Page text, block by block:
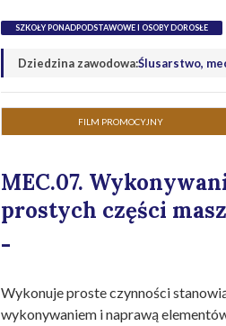
SZKOŁY PONADPODSTAWOWE I OSOBY DOROSŁE
Dziedzina zawodowa:Ślusarstwo,
FILM PROMOCYJNY
MEC.07.
prostych części
-
Wykonuje proste czynności
wykonywaniem i naprawą